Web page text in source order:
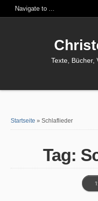
Texte, Bücher,
Startseite »Schlaflieder
Tag: